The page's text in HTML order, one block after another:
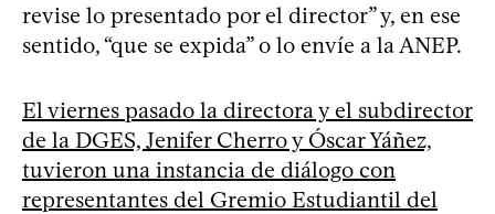
revise lo presentado por el director” y, en ese
sentido, “que se expida” o lo envíe a la ANEP.
El viernes pasado la directora y el subdirector
de la DGES, Jenifer Cherro y Óscar Yáñez,
tuvieron una instancia de diálogo con
representantes del Gremio Estudiantil del